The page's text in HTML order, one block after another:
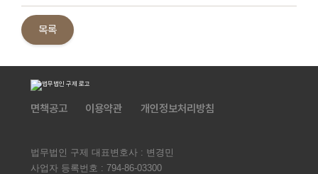
목록
면책공고 이용약관 개인정보처리방침
법무법인 구제 대표변호사 : 변경민
사업자 등록번호 : 794-86-03300